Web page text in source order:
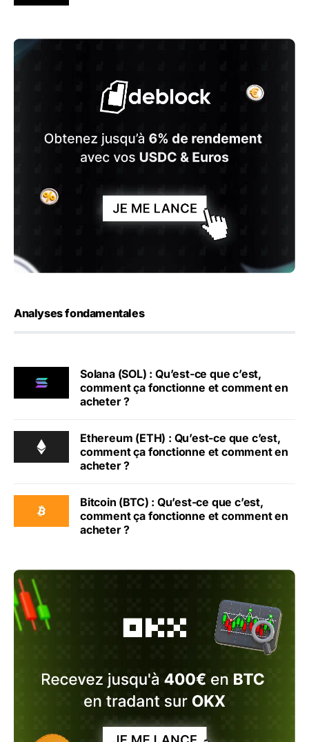
Analyses fondamentales
Solana (SOL) : Qu’est-ce que c’est,
comment ça fonctionne et comment en
acheter ?
Ethereum (ETH) : Qu’est-ce que c’est,
comment ça fonctionne et comment en
acheter ?
Bitcoin (BTC) : Qu’est-ce que c’est,
comment ça fonctionne et comment en
acheter ?